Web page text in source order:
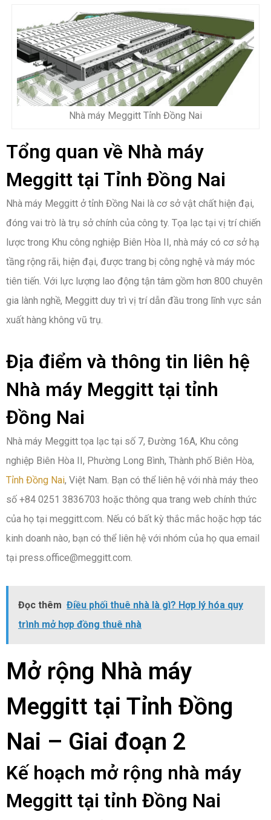
Nhà máy Meggitt Tỉnh Đồng Nai
Tổng quan về Nhà máy
Meggitt tại Tỉnh Đồng Nai
Nhà máy Meggitt ở tỉnh Đồng Nai là cơ sở vật chất hiện đại,
đóng vai trò là trụ sở chính của công ty. Tọa lạc tại vị trí chiến
lược trong Khu công nghiệp Biên Hòa II, nhà máy có cơ sở hạ
tầng rộng rãi, hiện đại, được trang bị công nghệ và máy móc
tiên tiến. Với lực lượng lao động tận tâm gồm hơn 800 chuyên
gia lành nghề, Meggitt duy trì vị trí dẫn đầu trong lĩnh vực sản
xuất hàng không vũ trụ.
Địa điểm và thông tin liên hệ
Nhà máy Meggitt tại tỉnh
Đồng Nai
Nhà máy Meggitt tọa lạc tại số 7, Đường 16A, Khu công
nghiệp Biên Hòa II, Phường Long Bình, Thành phố Biên Hòa,
Tỉnh Đồng Nai, Việt Nam. Bạn có thể liên hệ với nhà máy theo
số +84 0251 3836703 hoặc thông qua trang web chính thức
của họ tại meggitt.com. Nếu có bất kỳ thắc mắc hoặc hợp tác
kinh doanh nào, bạn có thể liên hệ với nhóm của họ qua email
tại press.office@meggitt.com.
Đọc thêm Điều phối thuê nhà là gì? Hợp lý hóa quy
trình mở hợp đồng thuê nhà
Mở rộng Nhà máy
Meggitt tại Tỉnh Đồng
Nai – Giai đoạn 2
Kế hoạch mở rộng nhà máy
Meggitt tại tỉnh Đồng Nai